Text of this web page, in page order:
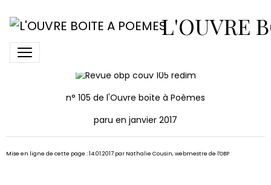
L'OUVRE
N° 105 de L'Ouvre Boîte à
Poèmes
n° 105 de l'Ouvre boïte à Poèmes
paru en janvier 2017
Mise en ligne de cette page : 14.01.2017 par Nathalie Cousin, webmestre de l'OBP